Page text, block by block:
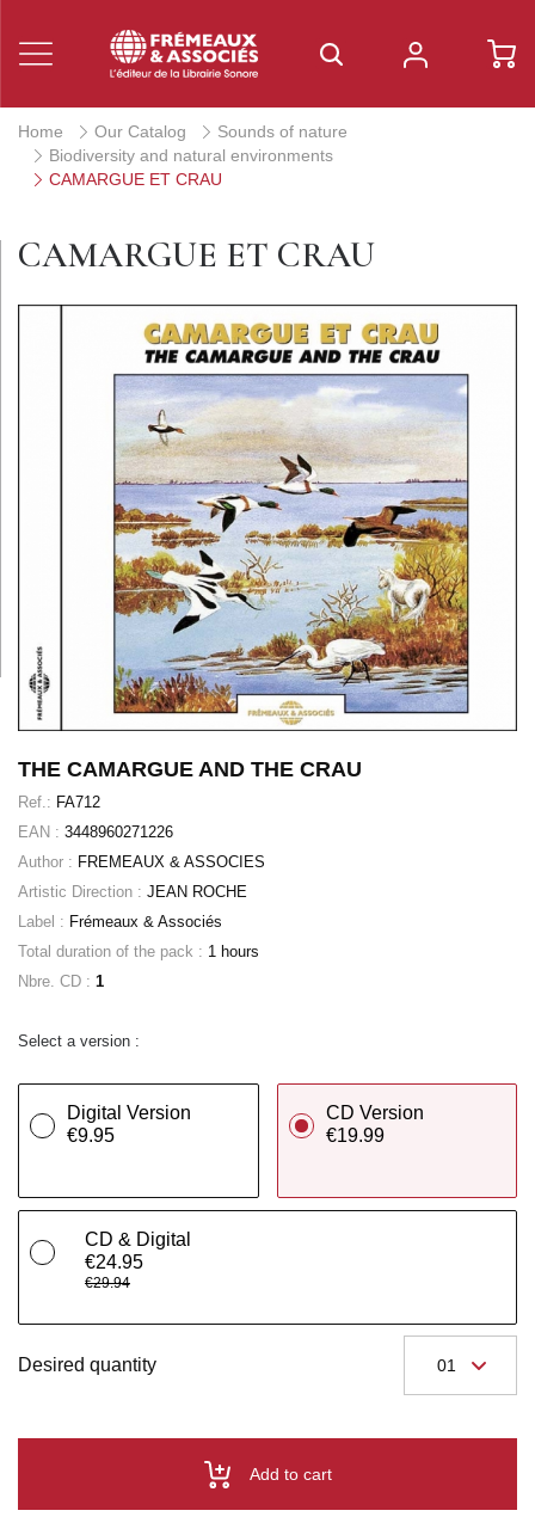
Home Our Catalog
Sounds of nature
Biodiversity and natural environments
CAMARGUE ET CRAU
CAMARGUE ET CRAU
THE CAMARGUE AND THE CRAU
Ref.: FA712
EAN : 3448960271226
Author : FREMEAUX & ASSOCIES
Artistic Direction : JEAN ROCHE
Label : Frémeaux & Associés
Total duration of the pack : 1 hours
Nbre. CD : 1
Select a version :
Digital Version
€9.95
CD Version
€19.99
CD & Digital
€24.95
€29.94
Desired quantity
Add to cart